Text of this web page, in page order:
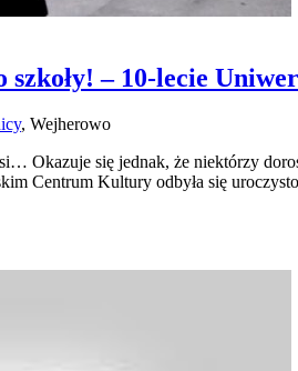
– 10-lecie
, Wejherowo
Okazuje się jednak, że niektórzy
Centrum Kultury odbyła się